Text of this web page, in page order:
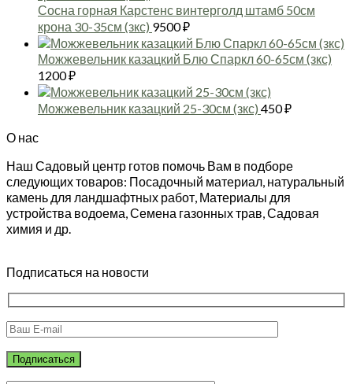
Сосна горная Карстенс винтерголд штамб 50см
крона 30-35см (зкс) 9500₽
Можжевельник казацкий Блю Спаркл 60-65см (зкс)
1200₽
Можжевельник казацкий 25-30см (зкс) 450₽
О нас
Наш Садовый центр готов помочь Вам в подборе
следующих товаров: Посадочный материал, натуральный
камень для ландшафтных работ, Материалы для
устройства водоема, Семена газонных трав, Садовая
химия и др.
Подписаться на новости